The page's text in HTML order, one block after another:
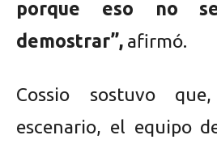
porque eso no
demostrar”, afirmó.
Cossio sostuvo
escenario, el equipo